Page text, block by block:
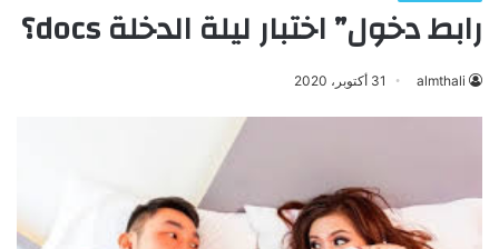
رابط دخول” اختبار ليلة الدخلة docs؟
almthali 31 أكتوبر، 2020